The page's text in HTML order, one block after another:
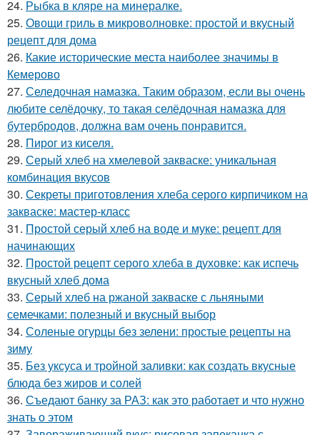
24. Рыбка в кляре на минералке.
25. Овощи гриль в микроволновке: простой и вкусный
рецепт для дома
26. Какие исторические места наиболее значимы в
Кемерово
27. Селедочная намазка. Таким образом, если вы очень
любите селёдочку, то такая селёдочная намазка для
бутербродов, должна вам очень понравится.
28. Пирог из киселя.
29. Серый хлеб на хмелевой закваске: уникальная
комбинация вкусов
30. Секреты приготовления хлеба серого кирпичиком на
закваске: мастер-класс
31. Простой серый хлеб на воде и муке: рецепт для
начинающих
32. Простой рецепт серого хлеба в духовке: как испечь
вкусный хлеб дома
33. Серый хлеб на ржаной закваске с льняными
семечками: полезный и вкусный выбор
34. Соленые огурцы без зелени: простые рецепты на
зиму
35. Без уксуса и тройной заливки: как создать вкусные
блюда без жиров и солей
36. Съедают банку за РАЗ: как это работает и что нужно
знать о этом